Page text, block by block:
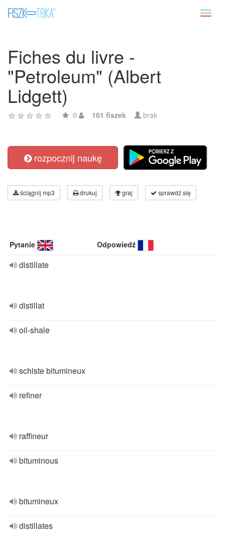
Fiches du livre -
"Petroleum" (Albert
Lidgett)
0 101 fiszek brak
rozpocznij naukę
ściągnij mp3 drukuj graj sprawdź się
Pytanie Odpowiedź
distillate
distillat
oil-shale
schiste bitumineux
refiner
raffineur
bituminous
bitumineux
distillates